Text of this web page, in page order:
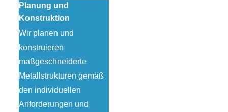
Planung und
Konstruktion
Wir planen und
konstruieren
maßgeschneiderte
Metallstrukturen gemäß
den individuellen
Anforderungen und